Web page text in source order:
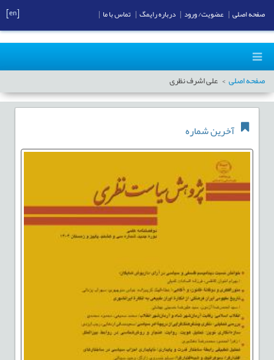
صفحه اصلی علی اشرف نظری
آخرین شماره
صفحه اصلی عضویت/ ورود درباره رایمگ تماس با ما